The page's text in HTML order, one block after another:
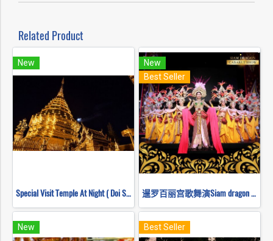
Related Product
New
Special Visit Temple At Night ( Doi Suthep Temple + Pha Lad Temple)
New
Best Seller
暹罗百丽宫歌舞演Siam dragon cabaret show
New Best Seller